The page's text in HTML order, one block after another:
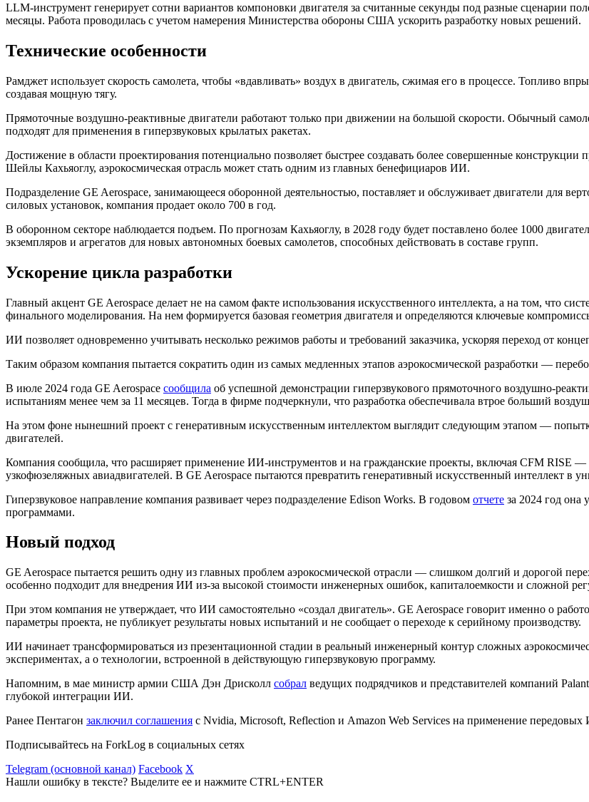
LLM-инструмент генерирует сотни вариантов компоновки двигателя за считанные секунды под разные сценарии
месяцы. Работа проводилась с учетом намерения Министерства обороны США ускорить разработку новых решений.
Технические особенности
Рамджет использует скорость самолета, чтобы «вдавливать» воздух в двигатель, сжимая его в процессе. Топливо
создавая мощную тягу.
Прямоточные воздушно-реактивные двигатели работают только при движении на большой скорости. Обычный
подходят для применения в гиперзвуковых крылатых ракетах.
Достижение в области проектирования потенциально позволяет быстрее создавать более совершенные
Шейлы Кахьяоглу, аэрокосмическая отрасль может стать одним из главных бенефициаров ИИ.
Подразделение GE Aerospace, занимающееся оборонной деятельностью, поставляет и обслуживает двигатели для
силовых установок, компания продает около 700 в год.
В оборонном секторе наблюдается подъем. По прогнозам Кахьяоглу, в 2028 году будет поставлено более 1000
экземпляров и агрегатов для новых автономных боевых самолетов, способных действовать в составе групп.
Ускорение цикла разработки
Главный акцент GE Aerospace делает не на самом факте использования искусственного интеллекта, а на том, что
финального моделирования. На нем формируется базовая геометрия двигателя и определяются ключевые
ИИ позволяет одновременно учитывать несколько режимов работы и требований заказчика, ускоряя переход от
Таким образом компания пытается сократить один из самых медленных этапов аэрокосмической разработки —
В июле 2024 года GE Aerospace сообщила об успешной демонстрации гиперзвукового прямоточного воздушно-
испытаниям менее чем за 11 месяцев. Тогда в фирме подчеркнули, что разработка обеспечивала втрое больший
На этом фоне нынешний проект с генеративным искусственным интеллектом выглядит следующим этапом —
двигателей.
Компания сообщила, что расширяет применение ИИ-инструментов и на гражданские проекты, включая CFM RISE —
узкофюзеляжных авиадвигателей. В GE Aerospace пытаются превратить генеративный искусственный интеллект в
Гиперзвуковое направление компания развивает через подразделение Edison Works. В годовом отчете за 2024 год
программами.
Новый подход
GE Aerospace пытается решить одну из главных проблем аэрокосмической отрасли — слишком долгий и дорогой
особенно подходит для внедрения ИИ из-за высокой стоимости инженерных ошибок, капиталоемкости и сложной
При этом компания не утверждает, что ИИ самостоятельно «создал двигатель». GE Aerospace говорит именно о
параметры проекта, не публикует результаты новых испытаний и не сообщает о переходе к серийному производству.
ИИ начинает трансформироваться из презентационной стадии в реальный инженерный контур сложных
экспериментах, а о технологии, встроенной в действующую гиперзвуковую программу.
Напомним, в мае министр армии США Дэн Дрисколл собрал ведущих подрядчиков и представителей компаний
глубокой интеграции ИИ.
Ранее Пентагон заключил соглашения с Nvidia, Microsoft, Reflection и Amazon Web Services на применение
Подписывайтесь на ForkLog в социальных сетях
Telegram (основной канал) Facebook X
Нашли ошибку в тексте? Выделите ее и нажмите CTRL+ENTER